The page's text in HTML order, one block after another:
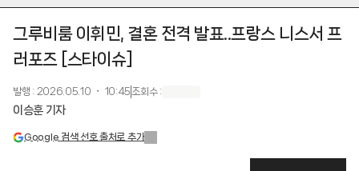
그루비룸 이휘민, 결혼 전격 발표..프랑스 니스서 프
러포즈 [스타이슈]
발행 : 2026.05.10 ・ 10:45 조회수:
이승훈 기자
Google 검색 선호 출처로 추가